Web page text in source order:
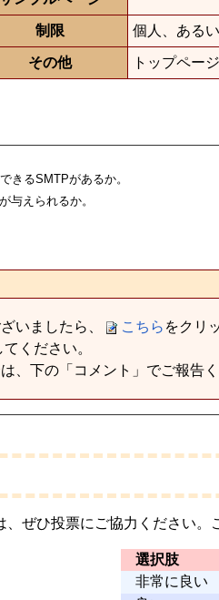
制限 個人、ある
その他 トップペー
きるSMTPがあるか。
与えられるか。
いましたら、 こちら をクリ
ください。
、下の「コメント」でご報告く
ぜひ投票にご協力ください
選択肢
非常に良い